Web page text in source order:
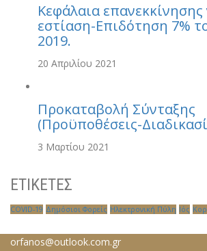
Κεφάλαια επανεκκίνησης
εστίαση-Επιδότηση 7%
2019.
20 Απριλίου 2021
Προκαταβολή Σύνταξης
(Προϋποθέσεις-
3 Μαρτίου 2021
ΕΤΙΚΕΤΕΣ
COVID-19 Δημόσιοι Φορείς Ηλεκτρονική Πύλη Ιός
orfanos@outlook.com.gr